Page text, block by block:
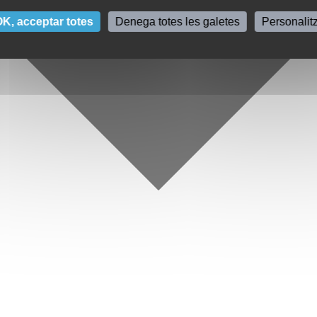
acceptar totes Denega totes les galetes